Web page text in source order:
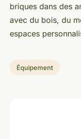
briques dans des
avec du bois, du
espaces
Équipement